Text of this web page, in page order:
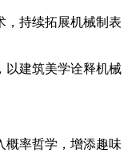
，持续拓展机械制表
以建筑美学诠释机械
概率哲学，增添趣味